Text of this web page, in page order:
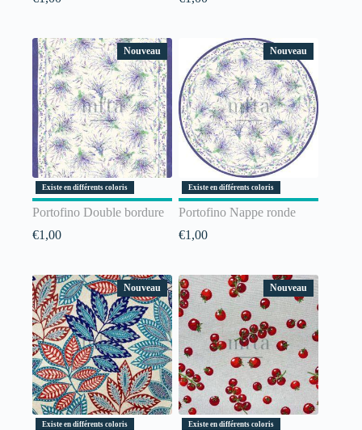
Nouveau
Existe en différents coloris
Portofino Double bordure
€1,00
Nouveau
Existe en différents coloris
Portofino Nappe ronde
€1,00
Nouveau
Existe en différents coloris
Nouveau
Existe en différents coloris